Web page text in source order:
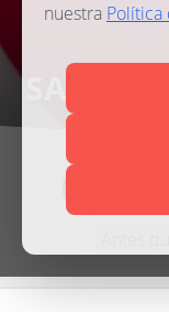
nuestra Política
SANTA